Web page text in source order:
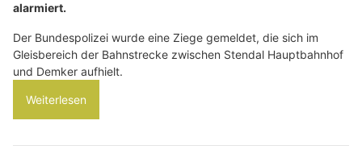
alarmiert.
Der Bundespolizei wurde eine Ziege gemeldet, die sich im
Gleisbereich der Bahnstrecke zwischen Stendal Hauptbahnhof
und Demker aufhielt.
Weiterlesen